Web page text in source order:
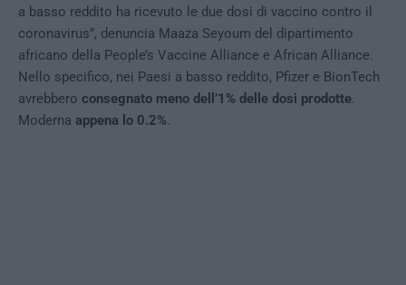
a basso reddito ha ricevuto le due dosi di vaccino contro il
coronavirus”, denuncia Maaza Seyoum del dipartimento
africano della People’s Vaccine Alliance e African Alliance.
Nello specifico, nei Paesi a basso reddito, Pfizer e BionTech
avrebbero consegnato meno dell’1% delle dosi prodotte.
Moderna appena lo 0.2%.